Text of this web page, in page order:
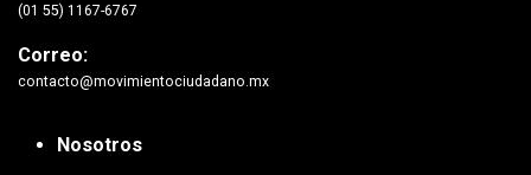
(01 55) 1167-6767
Correo:
contacto@movimientociudadano.mx
Nosotros